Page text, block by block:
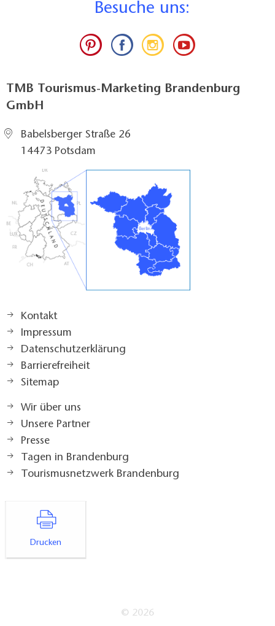
Besuche uns:
TMB Tourismus-Marketing Brandenburg
GmbH
Babelsberger Straße 26
14473 Potsdam
Kontakt
Impressum
Datenschutzerklärung
Barrierefreiheit
Sitemap
Wir über uns
Unsere Partner
Presse
Tagen in Brandenburg
Tourismusnetzwerk Brandenburg
Drucken
© 2026